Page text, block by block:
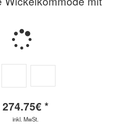
274.75€ *
inkl. MwSt.